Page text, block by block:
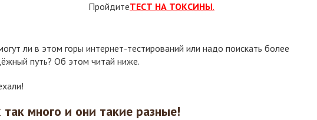
ПройдитеТЕСТ НА ТОКСИНЫ.
ли в этом горы интернет-тестирований или надо поискать более
путь? Об этом читай ниже.
так много и они такие разные!